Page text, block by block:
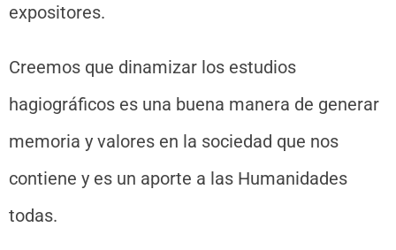
expositores.
Creemos que dinamizar los estudios
hagiográficos es una buena manera de generar
memoria y valores en la sociedad que nos
contiene y es un aporte a las Humanidades
todas.